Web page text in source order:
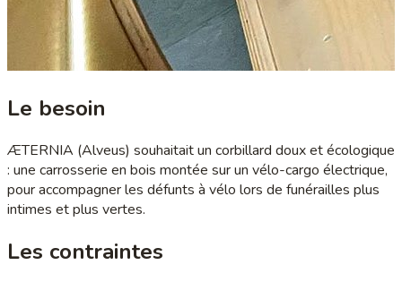
Le besoin
ÆTERNIA (Alveus) souhaitait un corbillard doux et écologique
: une carrosserie en bois montée sur un vélo-cargo électrique,
pour accompagner les défunts à vélo lors de funérailles plus
intimes et plus vertes.
Les contraintes